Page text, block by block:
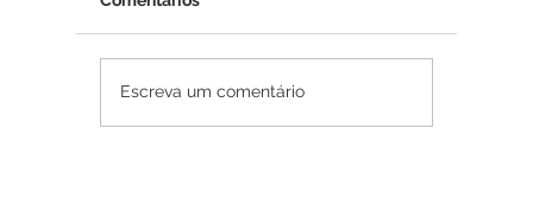
Psicoterapia online
Escreva um comentário